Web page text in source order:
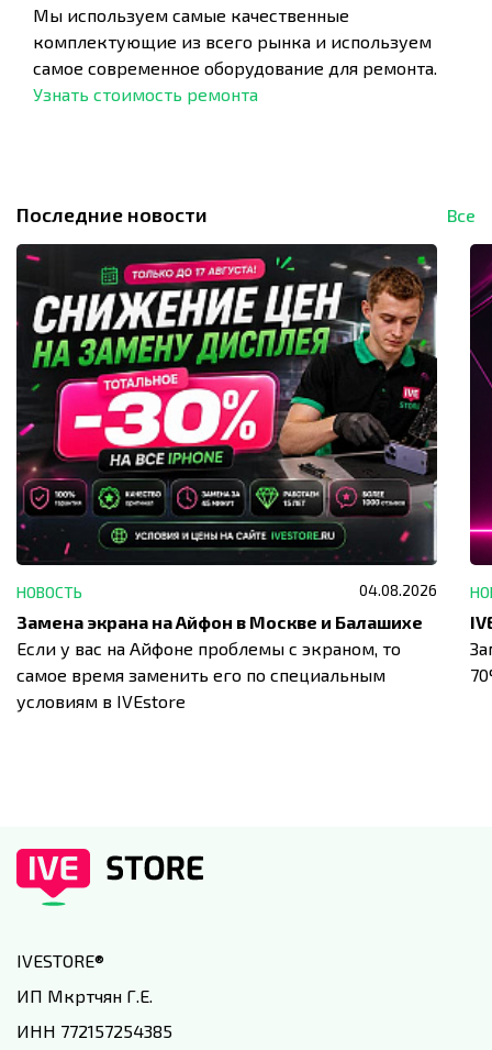
Мы используем самые качественные
комплектующие из всего рынка и используем
самое современное оборудование для ремонта.
Узнать стоимость ремонта
Последние новости Все
НОВОСТЬ 04.08.2026
Замена экрана на Айфон в Москве и Балашихе
Если у вас на Айфоне проблемы с экраном, то
самое время заменить его по специальным
условиям в IVEstore
IVESTORE®
ИП Мкртчян Г.Е.
ИНН 772157254385